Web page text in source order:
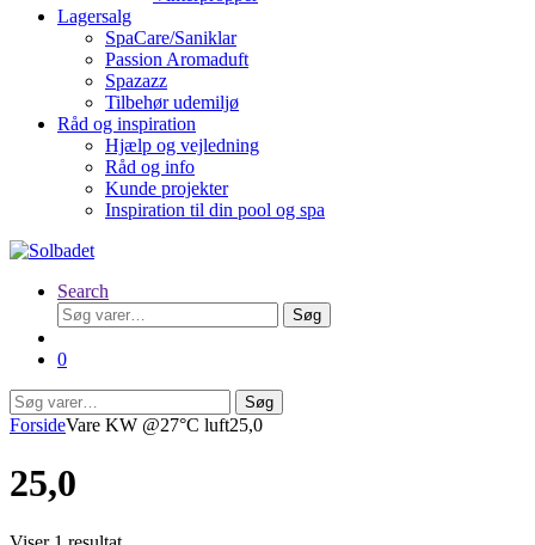
Lagersalg
SpaCare/Saniklar
Passion Aromaduft
Spazazz
Tilbehør udemiljø
Råd og inspiration
Hjælp og vejledning
Råd og info
Kunde projekter
Inspiration til din pool og spa
Search
Søg
efter:
Søg
0
Søg
efter:
Søg
ForsideVare KW @27°C luft25,0
25,0